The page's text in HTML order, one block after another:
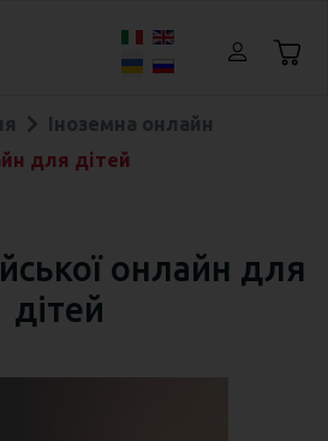
Оберіть свою мову
Іноземна онлайн
для дітей
онлайн для
дітей